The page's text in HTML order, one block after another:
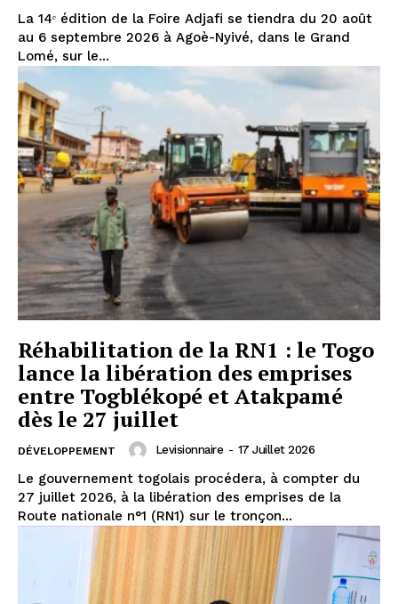
La 14ᵉ édition de la Foire Adjafi se tiendra du 20 août
au 6 septembre 2026 à Agoè-Nyivé, dans le Grand
Lomé, sur le...
Réhabilitation de la RN1 : le Togo
lance la libération des emprises
entre Togblékopé et Atakpamé
dès le 27 juillet
DÉVELOPPEMENT Levisionnaire - 17 Juillet 2026
Le gouvernement togolais procédera, à compter du
27 juillet 2026, à la libération des emprises de la
Route nationale n°1 (RN1) sur le tronçon...